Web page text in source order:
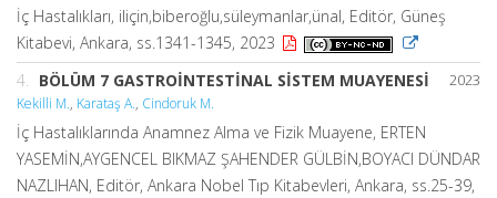
İç Hastalıkları, iliçin,biberoğlu,süleymanlar,ünal, Editör, Güneş
Kitabevi, Ankara, ss.1341-1345, 2023
2023
4. BÖLÜM 7 GASTROİNTESTİNAL SİSTEM MUAYENESİ
Kekilli M., Karataş A., Cindoruk M.
İç Hastalıklarında Anamnez Alma ve Fizik Muayene, ERTEN
YASEMİN,AYGENCEL BIKMAZ ŞAHENDER GÜLBİN,BOYACI DÜNDAR
NAZLIHAN, Editör, Ankara Nobel Tıp Kitabevleri, Ankara, ss.25-39,